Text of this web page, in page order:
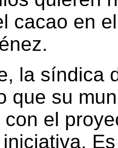
cacao en
la síndica
que su
el